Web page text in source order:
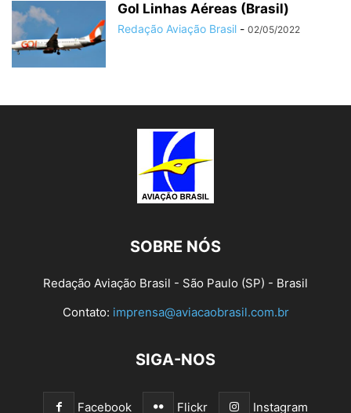
Gol Linhas Aéreas (Brasil)
Redação Aviação Brasil - 02/05/2022
SOBRE NÓS
Redação Aviação Brasil - São Paulo (SP) - Brasil
Contato: imprensa@aviacaobrasil.com.br
SIGA-NOS
Facebook Flickr Instagram